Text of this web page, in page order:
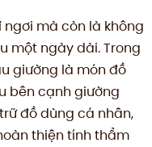
ngơi mà còn là không
một ngày dài. Trong
giường là món đồ
bên cạnh giường
đồ dùng cá nhân,
thiện tính thẩm